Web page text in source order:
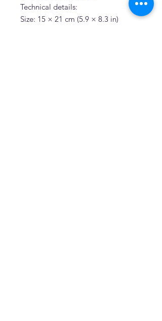
Technical details:
Size: 15 × 21 cm (5.9 × 8.3 in)